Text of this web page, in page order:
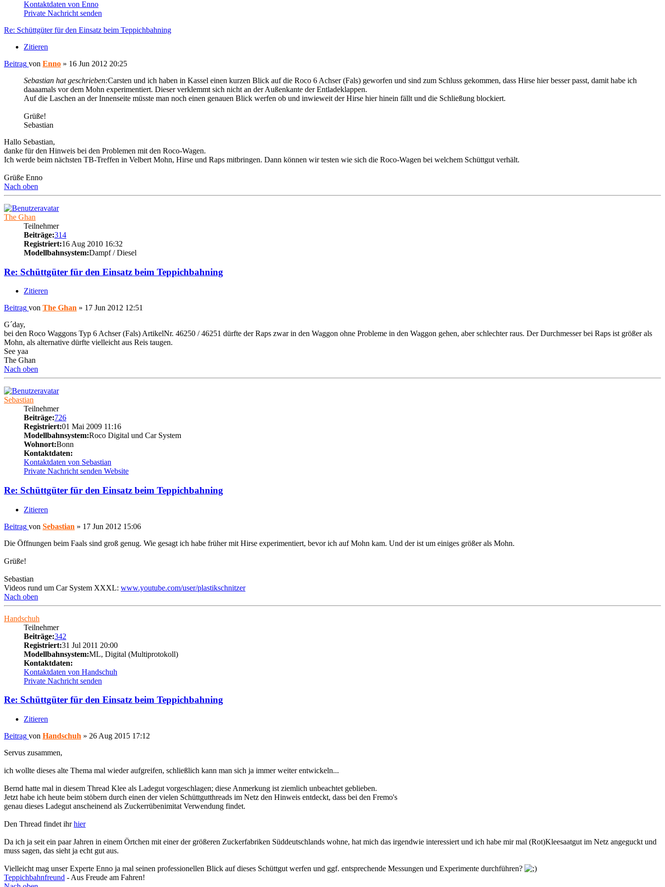
Kontaktdaten von Enno
Private Nachricht senden
Re: Schüttgüter für den Einsatz beim Teppichbahning
Zitieren
Beitrag von Enno » 16 Jun 2012 20:25
Sebastian hat geschrieben:Carsten und ich haben in Kassel einen kurzen Blick auf die Roco 6 Achser (Fals) geworfen und sind zum Schluss gekommen, dass Hirse hier besser passt, damit habe ich
daaaamals vor dem Mohn experimentiert. Dieser verklemmt sich nicht an der Außenkante der Entladeklappen.
Auf die Laschen an der Innenseite müsste man noch einen genauen Blick werfen ob und inwieweit der Hirse hier hinein fällt und die Schließung blockiert.
Grüße!
Sebastian
Hallo Sebastian,
danke für den Hinweis bei den Problemen mit den Roco-Wagen.
Ich werde beim nächsten TB-Treffen in Velbert Mohn, Hirse und Raps mitbringen. Dann können wir testen wie sich die Roco-Wagen bei welchem Schüttgut verhält.
Grüße Enno
Nach oben
The Ghan
Teilnehmer
Beiträge:314
Registriert:16 Aug 2010 16:32
Modellbahnsystem:Dampf / Diesel
Re: Schüttgüter für den Einsatz beim Teppichbahning
Zitieren
Beitrag von The Ghan » 17 Jun 2012 12:51
G´day,
bei den Roco Waggons Typ 6 Achser (Fals) ArtikelNr. 46250 / 46251 dürfte der Raps zwar in den Waggon ohne Probleme in den Waggon gehen, aber schlechter raus. Der Durchmesser bei Raps ist größer als
Mohn, als alternative dürfte vielleicht aus Reis taugen.
See yaa
The Ghan
Nach oben
Sebastian
Teilnehmer
Beiträge:726
Registriert:01 Mai 2009 11:16
Modellbahnsystem:Roco Digital und Car System
Wohnort:Bonn
Kontaktdaten:
Kontaktdaten von Sebastian
Private Nachricht senden Website
Re: Schüttgüter für den Einsatz beim Teppichbahning
Zitieren
Beitrag von Sebastian » 17 Jun 2012 15:06
Die Öffnungen beim Faals sind groß genug. Wie gesagt ich habe früher mit Hirse experimentiert, bevor ich auf Mohn kam. Und der ist um einiges größer als Mohn.
Grüße!
Sebastian
Videos rund um Car System XXXL: www.youtube.com/user/plastikschnitzer
Nach oben
Handschuh
Teilnehmer
Beiträge:342
Registriert:31 Jul 2011 20:00
Modellbahnsystem:ML, Digital (Multiprotokoll)
Kontaktdaten:
Kontaktdaten von Handschuh
Private Nachricht senden
Re: Schüttgüter für den Einsatz beim Teppichbahning
Zitieren
Beitrag von Handschuh » 26 Aug 2015 17:12
Servus zusammen,
ich wollte dieses alte Thema mal wieder aufgreifen, schließlich kann man sich ja immer weiter entwickeln...
Bernd hatte mal in diesem Thread Klee als Ladegut vorgeschlagen; diese Anmerkung ist ziemlich unbeachtet geblieben.
Jetzt habe ich heute beim stöbern durch einen der vielen Schüttgutthreads im Netz den Hinweis entdeckt, dass bei den Fremo's
genau dieses Ladegut anscheinend als Zuckerrübenimitat Verwendung findet.
Den Thread findet ihrhier
Da ich ja seit ein paar Jahren in einem Örtchen mit einer der größeren Zuckerfabriken Süddeutschlands wohne, hat mich das irgendwie interessiert und ich habe mir mal (Rot)Kleesaatgut im Netz angeguckt und
muss sagen, das sieht ja echt gut aus.
Vielleicht mag unser Experte Enno ja mal seinen professionellen Blick auf dieses Schüttgut werfen und ggf. entsprechende Messungen und Experimente durchführen?
Teppichbahnfreund - Aus Freude am Fahren!